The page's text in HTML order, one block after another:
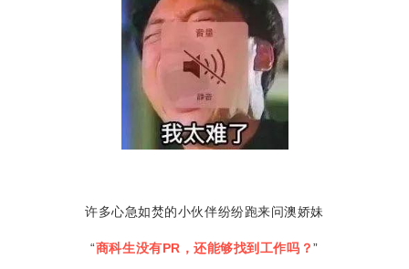
许多心急如焚的小伙伴纷纷跑来问澳娇妹
“商科生没有PR，还能够找到工作吗？”